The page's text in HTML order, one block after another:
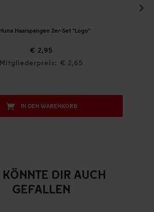
Haarspangen 2er-Set "Logo"
€ 2,95
Mitgliederpreis: € 2,65
IN DEN WARENKORB
DIR AUCH
GEFALLEN